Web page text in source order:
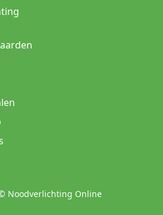
Noodverlichting Online